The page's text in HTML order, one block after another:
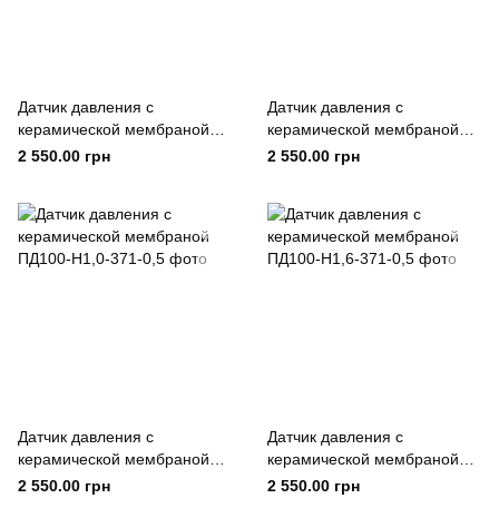
Датчик давления с
керамической мембраной
ПД100-Н0,4-371-0,5
2 550.00 грн
Датчик давления с
керамической мембраной
ПД100-Н0,6-371-0,5
2 550.00 грн
Датчик давления с
керамической мембраной
ПД100-Н1,0-371-0,5
2 550.00 грн
Датчик давления с
керамической мембраной
ПД100-Н1,6-371-0,5
2 550.00 грн